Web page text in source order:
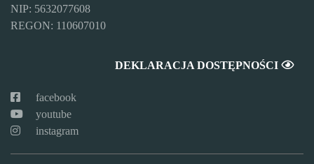
NIP: 5632077608
REGON: 110607010
DEKLARACJA DOSTĘPNOŚCI
facebook
youtube
instagram